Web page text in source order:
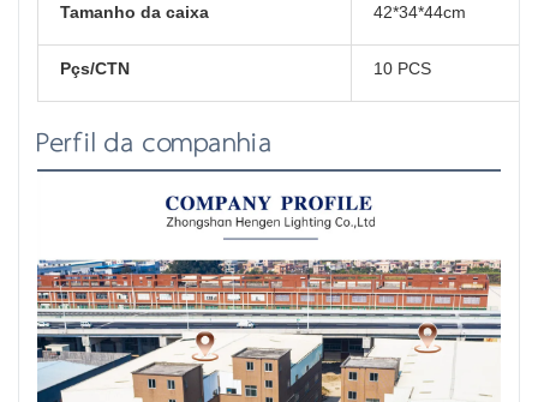
Tamanho da caixa 42*34*44cm
Pçs/CTN 10 PCS
Perfil da companhia